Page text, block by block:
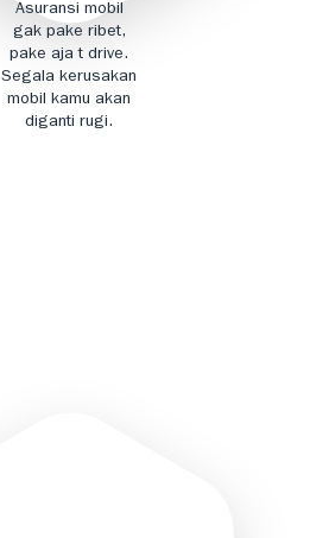
Asuransi mobil
gak pake ribet,
pake aja t drive.
Segala kerusakan
mobil kamu akan
diganti rugi.